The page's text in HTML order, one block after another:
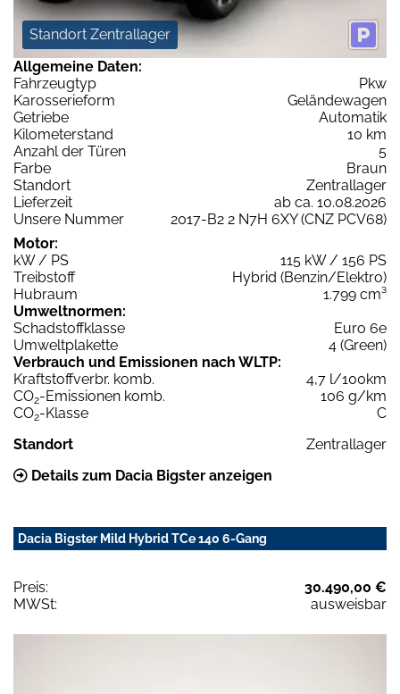
Standort Zentrallager
Allgemeine Daten:
Fahrzeugtyp
Pkw
Karosserieform
Geländewagen
Getriebe
Automatik
Kilometerstand
10 km
Anzahl der Türen
5
Farbe
Braun
Standort
Zentrallager
Lieferzeit
ab ca. 10.08.2026
Unsere Nummer
2017-B2 2 N7H 6XY (CNZ PCV68)
Motor:
kW / PS
115 kW / 156 PS
Treibstoff
Hybrid (Benzin/Elektro)
Hubraum
1.799 cm³
Umweltnormen:
Schadstoffklasse
Euro 6e
Umweltplakette
4 (Green)
Verbrauch und Emissionen nach WLTP:
Kraftstoffverbr. komb.
4,7 l/100km
CO2-Emissionen komb.
106 g/km
CO2-Klasse
C
Standort
Zentrallager
Details zum Dacia Bigster anzeigen
Dacia Bigster Mild Hybrid TCe 140 6-Gang
Preis:
30.490,00 €
MWSt:
ausweisbar